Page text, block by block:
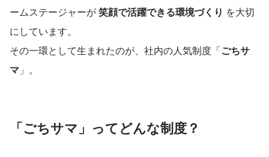
ームステージャーが 笑顔で活躍できる環境づくり を大切
にしています。
その一環として生まれたのが、社内の人気制度「ごちサ
マ 」。
「ごちサマ」ってどんな制度？